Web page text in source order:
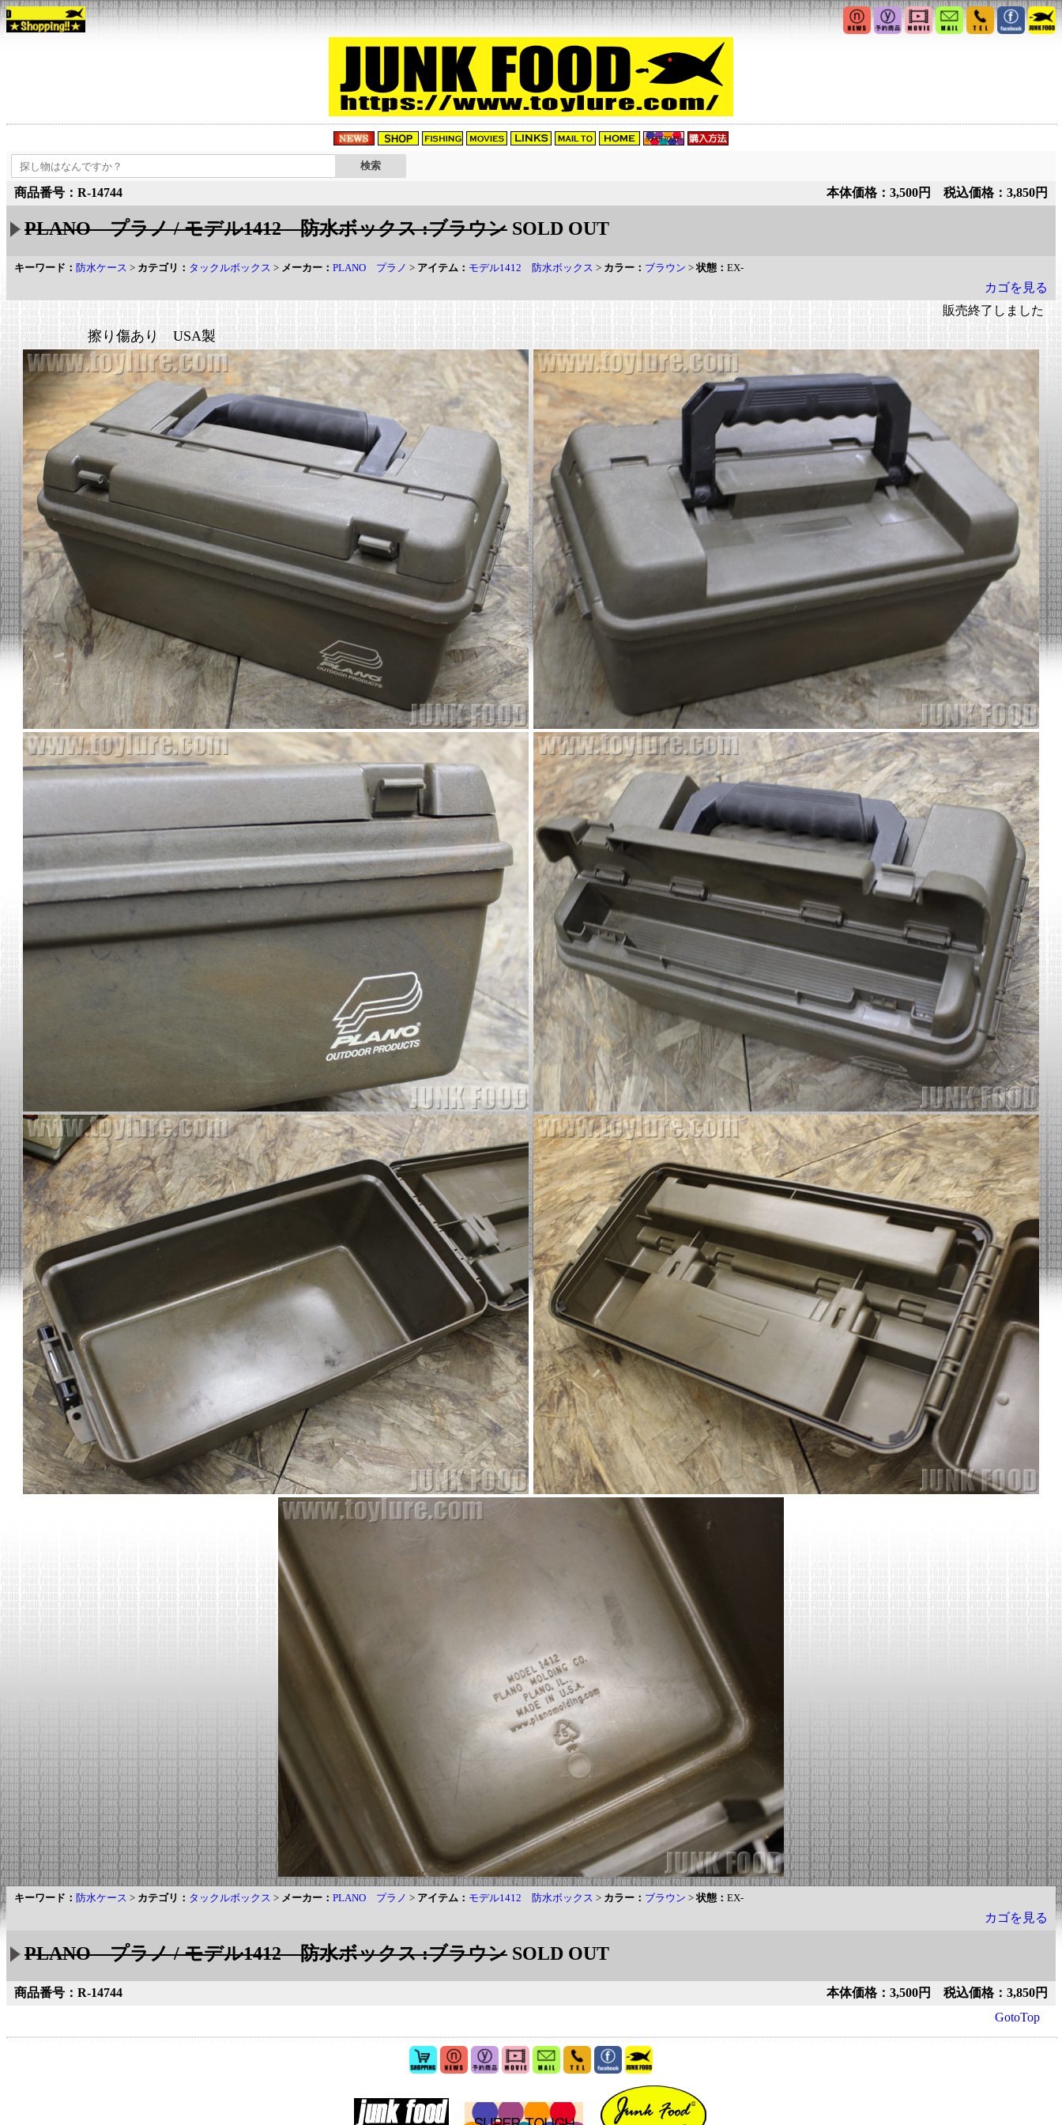
商品番号：R-14744 本体価格：3,500円 税込価格：3,850円
PLANO プラノ / モデル1412 防水ボックス :ブラウン SOLD OUT
キーワード： 防水ケース > カテゴリ： タックルボックス > メーカー： PLANO プラノ > アイテム： モデル1412 防水ボックス > カラー： ブラウン >状態： EX-
カゴを見る
販売終了しました
擦り傷あり USA製
キーワード： 防水ケース > カテゴリ： タックルボックス > メーカー： PLANO プラノ > アイテム： モデル1412 防水ボックス > カラー： ブラウン >状態： EX-
カゴを見る
PLANO プラノ / モデル1412 防水ボックス :ブラウン SOLD OUT
商品番号：R-14744
本体価格：3,500円 税込価格：3,850円
GotoTop